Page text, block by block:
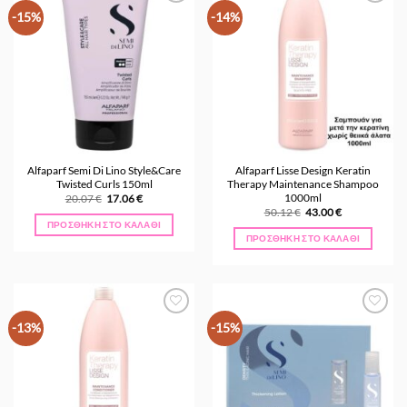
-15%
Προσθήκη
Αγαπημένα
Alfaparf Semi Di Lino Style&Care
Twisted Curls 150ml
20.07€ Original
was:
20.07 €.
17.06€Η
τιμή
είναι:
ΠΡΟΣΘΉΚΗ ΣΤΟ ΚΑΛΆΘΙ
-14%
Alfaparf Lisse Design Keratin
Therapy Maintenance Shampoo
1000ml
50.12€ Original
was:
50.12 €.
43.00€Η
τιμή
είναι:
ΠΡΟΣΘΉΚΗ ΣΤΟ ΚΑΛΆΘΙ
-13% -15%
Προσθήκη